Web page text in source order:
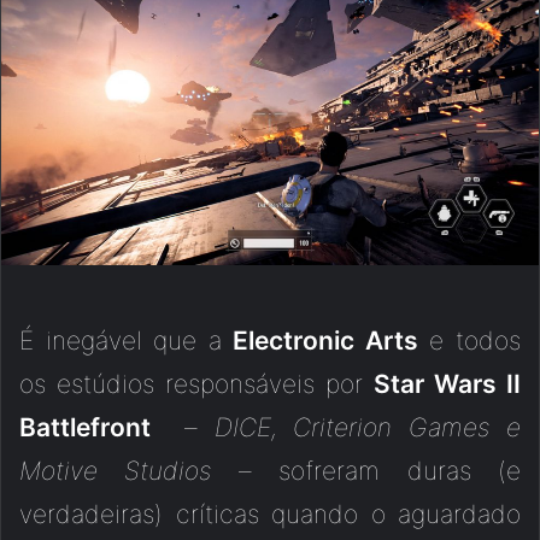
É inegável que a Electronic Arts e todos
os estúdios responsáveis por Star Wars II
Battlefront – DICE, Criterion Games e
Motive Studios – sofreram duras (e
verdadeiras) críticas quando o aguardado